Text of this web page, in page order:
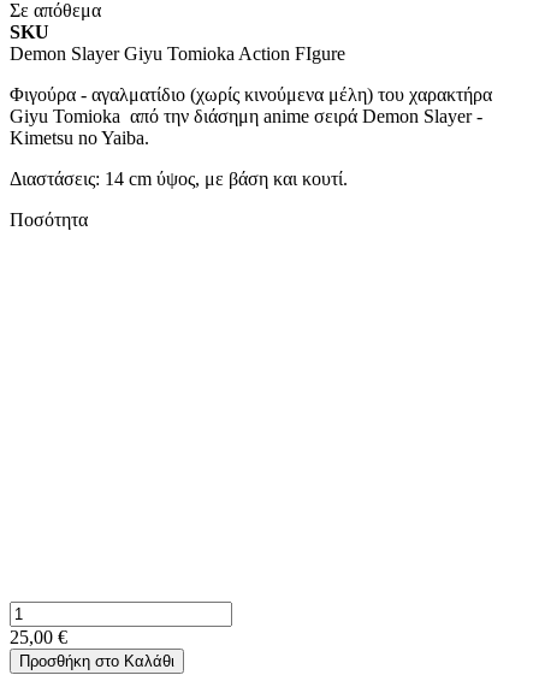
Σε απόθεμα
SKU
Demon Slayer Giyu Tomioka Action FIgure
Φιγούρα - αγαλματίδιο (χωρίς κινούμενα μέλη) του χαρακτήρα
Giyu Tomioka από την διάσημη anime σειρά Demon Slayer -
Kimetsu no Yaiba.
Διαστάσεις: 14 cm ύψος, με βάση και κουτί.
Ποσότητα
25,00 €
Προσθήκη στο Καλάθι